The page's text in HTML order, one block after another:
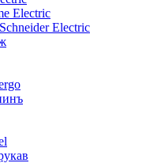
Electric
Schneider Electric